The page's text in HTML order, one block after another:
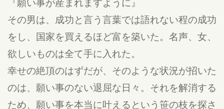
その男は、成功と言う言葉では語れない程の成功
をし、国家を買えるほど富を築いた。名声、女、
欲しいものは全て手に入れた。
幸せの絶頂のはずだが、そのような状況が招いた
のは、願い事のない退屈な日々。それを解消する
ため、願い事を本当に叶えるという笹の枝を探さ